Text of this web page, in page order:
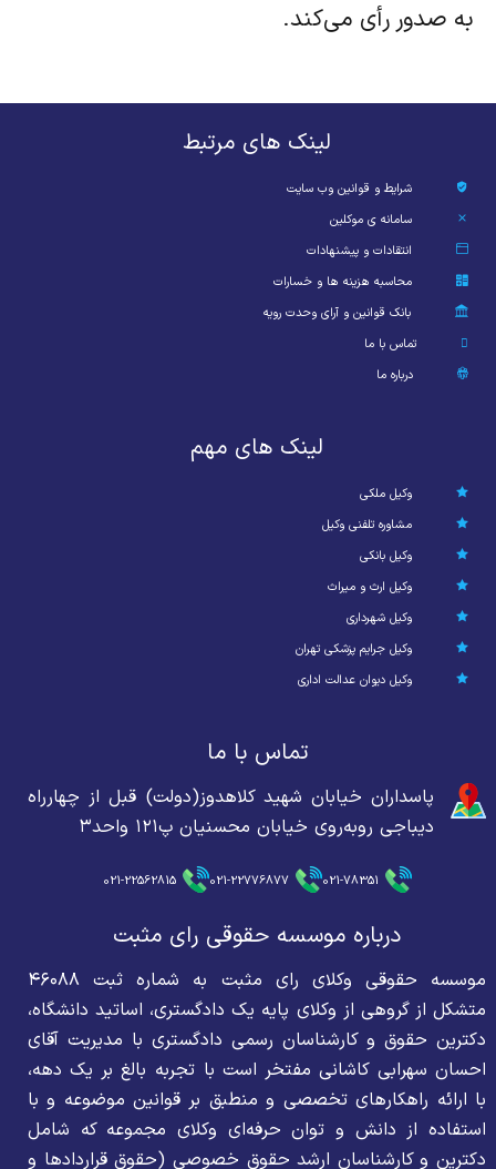
به صدور رأی می‌کند.
لینک های مرتبط
شرایط و قوانین وب سایت
سامانه ی موکلین
انتقادات و پیشنهادات
محاسبه هزینه ها و خسارات
بانک قوانین و آرای وحدت رویه
تماس با ما
درباره ما
لینک های مهم
وکیل ملکی
مشاوره تلفنی وکیل
وکیل بانکی
وکیل ارث و میراث
وکیل شهرداری
وکیل جرایم پزشکی تهران
وکیل دیوان عدالت اداری
تماس با ما
پاسداران خیابان شهید کلاهدوز(دولت) قبل از چهارراه
دیباجی روبه‌روی خیابان محسنیان پ۱۲۱ واحد۳
021-78351
021-22776877
021-22562815
درباره موسسه حقوقی رای مثبت
موسسه حقوقی وکلای رای مثبت به شماره ثبت ۴۶۰۸۸
متشکل از گروهی از وکلای پایه یک دادگستری، اساتید دانشگاه،
دکترین حقوق و کارشناسان رسمی دادگستری با مدیریت آقای
احسان سهرابی کاشانی مفتخر است با تجربه بالغ بر یک دهه،
با ارائه راهکارهای تخصصی و منطبق بر قوانین موضوعه و با
استفاده از دانش و توان حرفه‌ای وکلای مجموعه که شامل
دکترین و کارشناسان ارشد حقوق خصوصی (حقوق قراردادها و